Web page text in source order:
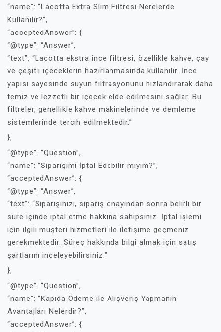
“name”: “Lacotta Extra Slim Filtresi Nerelerde
Kullanılır?”,
“acceptedAnswer”: {
“@type”: “Answer”,
“text”: “Lacotta ekstra ince filtresi, özellikle kahve, çay
ve çeşitli içeceklerin hazırlanmasında kullanılır. İnce
yapısı sayesinde suyun filtrasyonunu hızlandırarak daha
temiz ve lezzetli bir içecek elde edilmesini sağlar. Bu
filtreler, genellikle kahve makinelerinde ve demleme
sistemlerinde tercih edilmektedir.”
},
“@type”: “Question”,
“name”: “Siparişimi İptal Edebilir miyim?”,
“acceptedAnswer”: {
“@type”: “Answer”,
“text”: “Siparişinizi, sipariş onayından sonra belirli bir
süre içinde iptal etme hakkına sahipsiniz. İptal işlemi
için ilgili müşteri hizmetleri ile iletişime geçmeniz
gerekmektedir. Süreç hakkında bilgi almak için satış
şartlarını inceleyebilirsiniz.”
},
“@type”: “Question”,
“name”: “Kapıda Ödeme ile Alışveriş Yapmanın
Avantajları Nelerdir?”,
“acceptedAnswer”: {